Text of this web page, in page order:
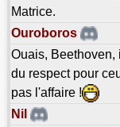
Matrice.
Ouroboros
Ouais, Beethoven,
du respect pour
pas l'affaire !
Nil